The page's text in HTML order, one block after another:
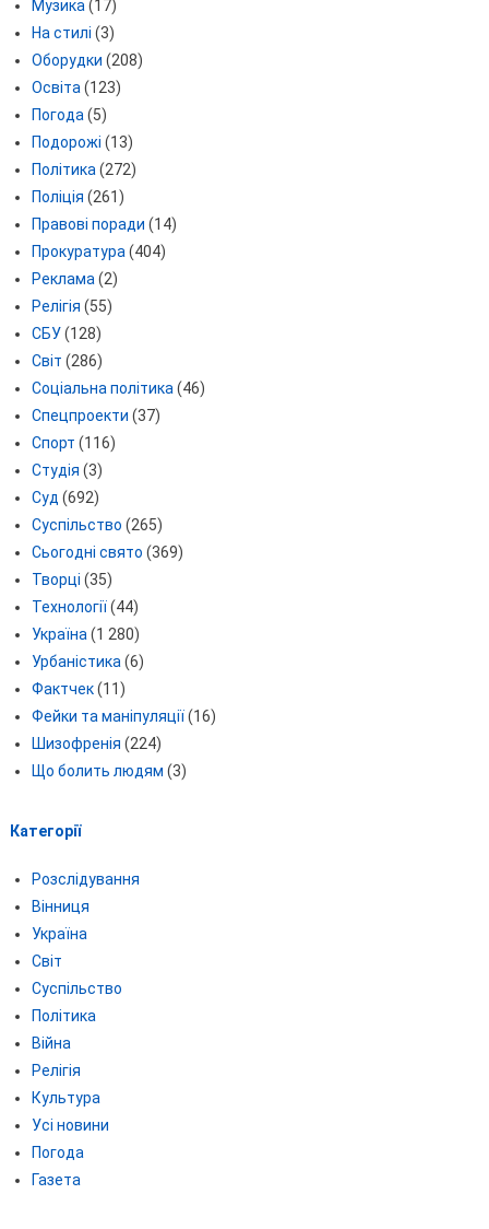
Музика (17)
На стилі (3)
Оборудки (208)
Освіта (123)
Погода (5)
Подорожі (13)
Політика (272)
Поліція (261)
Правові поради (14)
Прокуратура (404)
Реклама (2)
Релігія (55)
СБУ(128)
Світ (286)
Соціальна політика (46)
Спецпроекти (37)
Спорт (116)
Студія (3)
Суд (692)
Суспільство (265)
Сьогодні свято (369)
Творці (35)
Технології(44)
Україна (1 280)
Урбаністика (6)
Фактчек(11)
Фейки та маніпуляції(16)
Шизофренія (224)
Що болить людям (3)
Категорії
Розслідування
Вінниця
Україна
Світ
Суспільство
Політика
Війна
Релігія
Культура
Усі новини
Погода
Газета